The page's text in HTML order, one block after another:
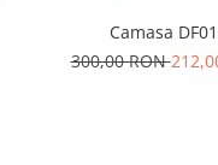
Camasa
300,00 RON